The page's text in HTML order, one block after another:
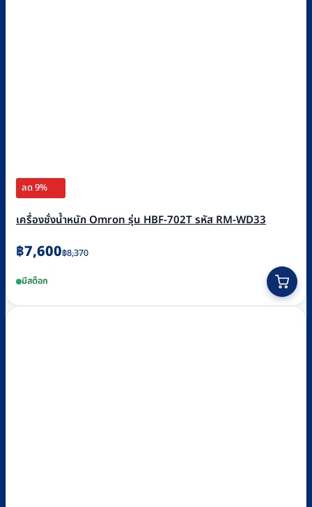
ลด 9%
เครื่องชั่งน้ำหนัก Omron รุ่น HBF-702T รหัส RM-WD33
฿8,370
Original
was:
฿8,370.
฿7,600
Current
is:
฿7,600.
มีสต็อก